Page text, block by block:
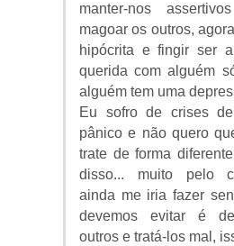
manter-nos
magoar os outros,
hipócrita e fingir ser
querida com alguém
alguém tem uma
Eu sofro de crises
pânico e não quero
trate de forma
disso... muito pelo
ainda me iria fazer
devemos evitar é
outros e tratá-los mal,